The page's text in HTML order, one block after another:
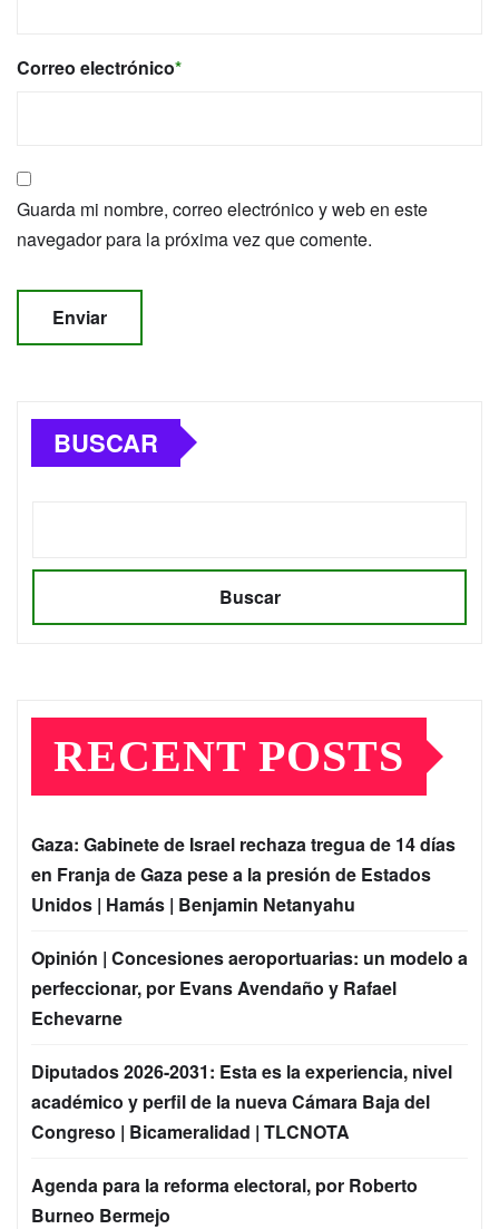
Correo electrónico*
Guarda mi nombre, correo electrónico y web en este
navegador para la próxima vez que comente.
BUSCAR
Buscar
RECENT POSTS
Gaza: Gabinete de Israel rechaza tregua de 14 días
en Franja de Gaza pese a la presión de Estados
Unidos | Hamás | Benjamin Netanyahu
Opinión | Concesiones aeroportuarias: un modelo a
perfeccionar, por Evans Avendaño y Rafael
Echevarne
Diputados 2026-2031: Esta es la experiencia, nivel
académico y perfil de la nueva Cámara Baja del
Congreso | Bicameralidad | TLCNOTA
Agenda para la reforma electoral, por Roberto
Burneo Bermejo